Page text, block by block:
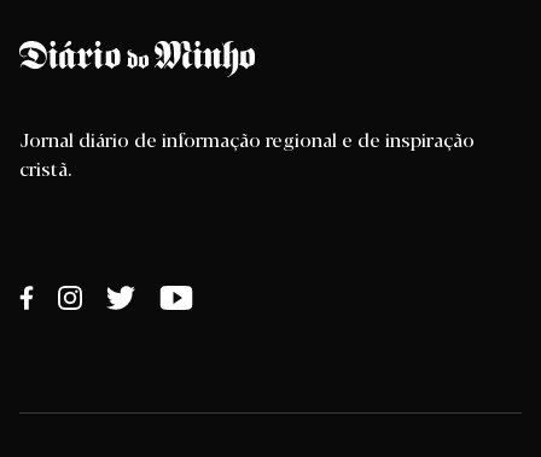
Jornal diário de informação regional e de inspiração
cristã.